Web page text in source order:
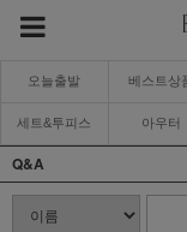
오늘출발 베스트상
세트&투피스 아우터
Q&A